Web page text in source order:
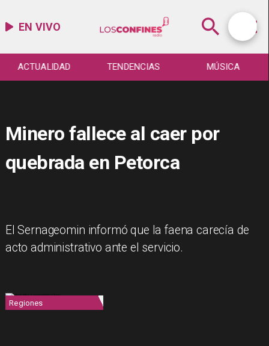
EN VIVO
ACTUALIDAD TENDENCIAS MÚSICA
Minero fallece al caer por
quebrada en Petorca
El Sernageomin informó que la faena carecía de
acto administrativo ante el servicio.
Regiones